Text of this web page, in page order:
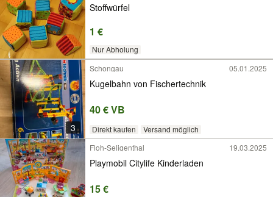
Stoffwürfel
1 €
Nur Abholung
3
Schongau 05.01.2025
Kugelbahn von Fischertechnik
40 € VB
Direkt kaufen Versand möglich
Floh-Seligenthal 19.03.2025
Playmobil Citylife Kinderladen
15 €